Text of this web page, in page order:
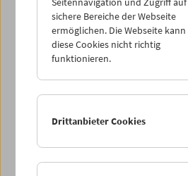
Do 15.10.
Sa 17.10.
sichere Bereiche der Webseite
ermöglichen. Die Webseite
diese Cookies nicht richtig
funktionieren.
Drittanbieter Cookies